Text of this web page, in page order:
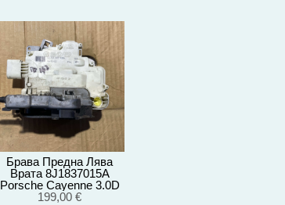
Брава Предна Лява
Врата 8J1837015A
Porsche Cayenne 3.0D
92A/EG22/2012
199,00 €